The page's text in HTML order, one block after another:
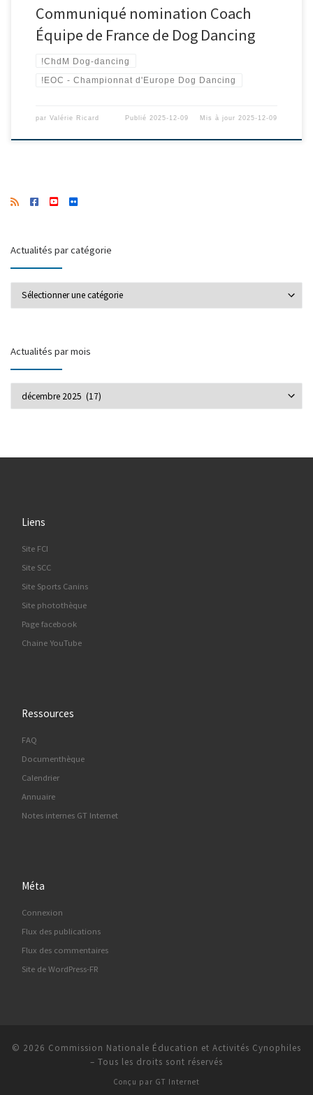
Communiqué nomination Coach
Équipe de France de Dog Dancing
!ChdM Dog-dancing
!EOC - Championnat d'Europe Dog Dancing
par Valérie Ricard Publié2025-12-09 Mis à jour2025-12-09
Actualités par catégorie
Actualités par mois
Liens
Site FCI
Site SCC
Site Sports Canins
Site photothèque
Page facebook
Chaine YouTube
Ressources
FAQ
Documenthèque
Calendrier
Annuaire
Notes internes GT Internet
Méta
Connexion
Flux des publications
Flux des commentaires
Site de WordPress-FR
© 2026 Commission Nationale Éducation et Activités Cynophiles
– Tous les droits sont réservés
Conçu par GT Internet